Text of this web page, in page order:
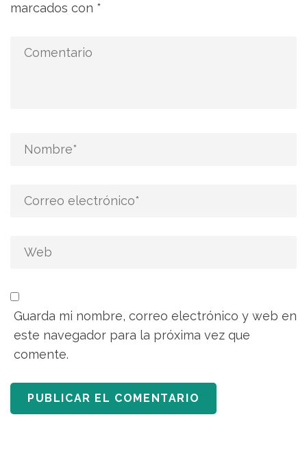
marcados con *
Guarda mi nombre, correo electrónico y web en
este navegador para la próxima vez que
comente.